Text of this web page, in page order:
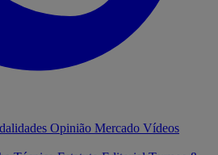
Opinião Mercado Vídeos